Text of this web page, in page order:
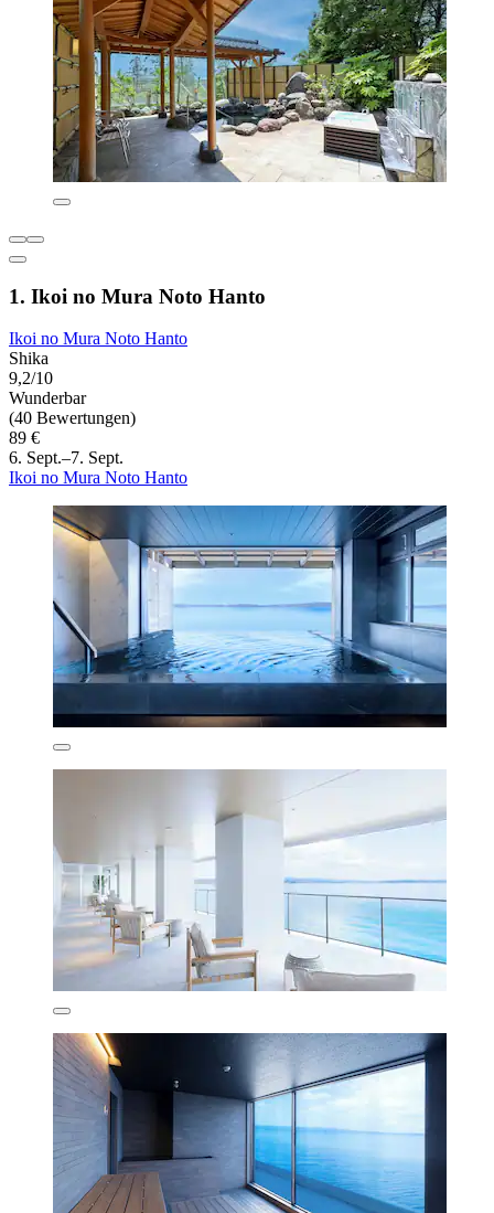
1. Ikoi no Mura Noto Hanto
Ikoi no Mura Noto Hanto
Shika
9,2/10
Wunderbar
(40 Bewertungen)
89 €
6. Sept.–7. Sept.
Ikoi no Mura Noto Hanto